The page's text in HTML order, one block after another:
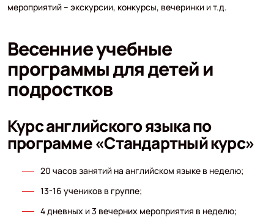
мероприятий – экскурсии, конкурсы, вечеринки и т.д.
Весенние учебные
программы для детей и
подростков
Курс английского языка по
программе «Стандартный курс»
20 часов занятий на английском языке в неделю;
13-16 учеников в группе;
4 дневных и 3 вечерних мероприятия в неделю;